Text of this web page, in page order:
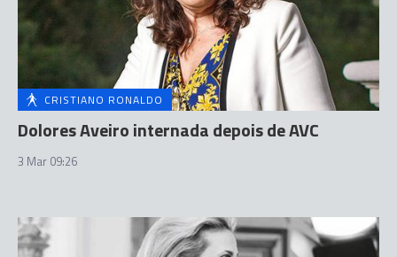
CRISTIANO RONALDO
Dolores Aveiro internada depois de AVC
3 Mar 09:26